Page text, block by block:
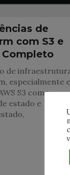
de
com S3 e
Completo
de
especialmente
S3 como
estado e